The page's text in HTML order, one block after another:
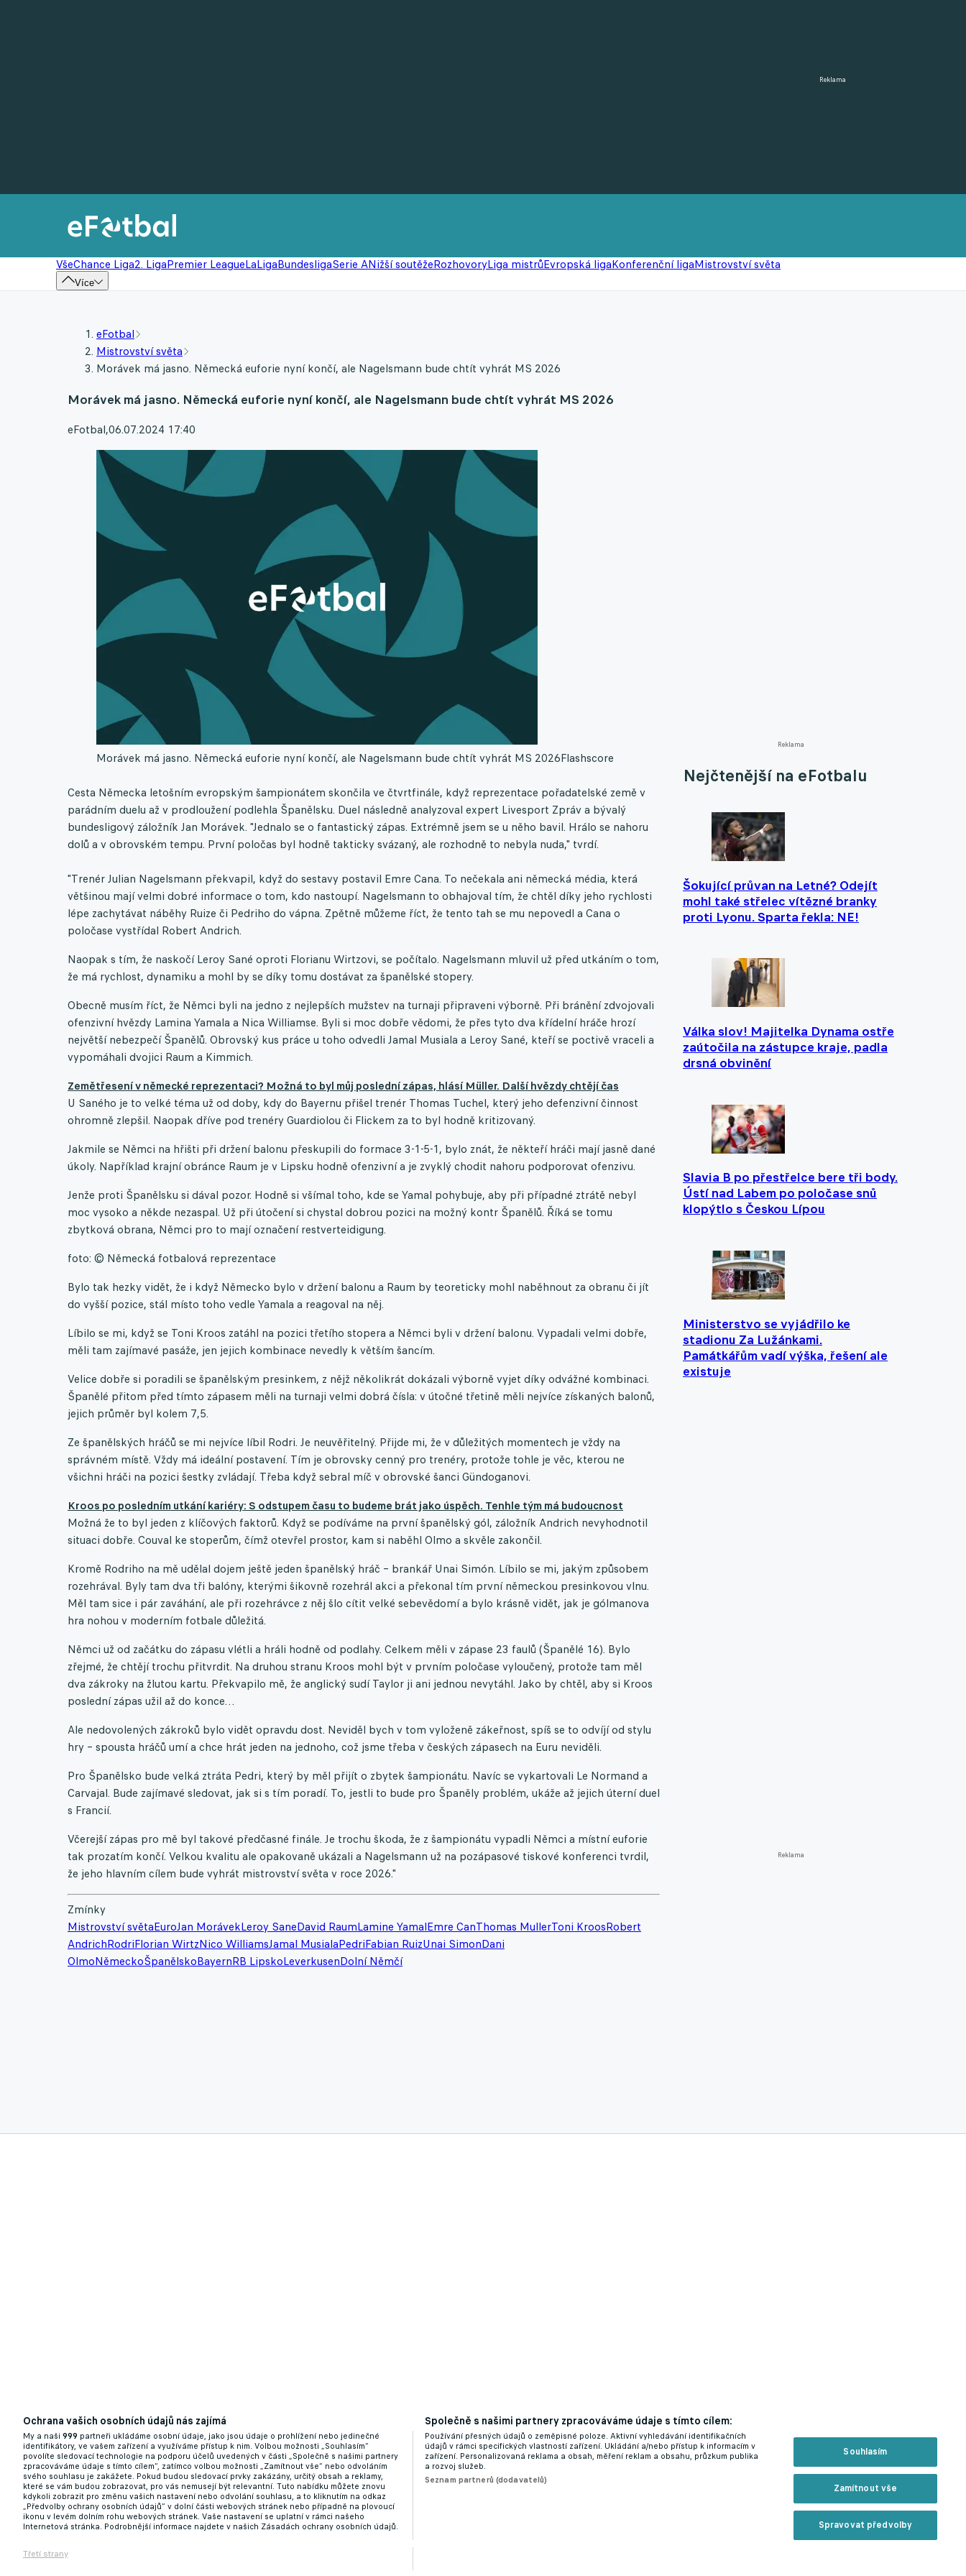
Reklama
VšeChance Liga2. LigaPremier LeagueLaLigaBundesligaSerie ANižší soutěžeRozhovoryLiga mistrůEvropská ligaKonferenční ligaMistrovství světa
Více
Reklama
Nejčtenější na eFotbalu
Šokující průvan na Letné? Odejít
mohl také střelec vítězné branky
proti Lyonu. Sparta řekla: NE!
Válka slov! Majitelka Dynama ostře
zaútočila na zástupce kraje, padla
drsná obvinění
Slavia B po přestřelce bere tři body.
Ústí nad Labem po poločase snů
klopýtlo s Českou Lípou
Ministerstvo se vyjádřilo ke
stadionu Za Lužánkami.
Památkářům vadí výška, řešení ale
existuje
Reklama
eFotbal
Mistrovství světa
Morávek má jasno. Německá euforie nyní končí, ale Nagelsmann bude chtít vyhrát MS 2026
Morávek má jasno. Německá euforie nyní končí, ale Nagelsmann bude chtít vyhrát MS 2026
eFotbal,06.07.2024 17:40
Morávek má jasno. Německá euforie nyní končí, ale Nagelsmann bude chtít vyhrát MS 2026Flashscore
Cesta Německa letošním evropským šampionátem skončila ve čtvrtfinále, když reprezentace pořadatelské země v
parádním duelu až v prodloužení podlehla Španělsku. Duel následně analyzoval expert Livesport Zpráv a bývalý
bundesligový záložník Jan Morávek. "Jednalo se o fantastický zápas. Extrémně jsem se u něho bavil. Hrálo se nahoru
dolů a v obrovském tempu. První poločas byl hodně takticky svázaný, ale rozhodně to nebyla nuda," tvrdí.
"Trenér Julian Nagelsmann překvapil, když do sestavy postavil Emre Cana. To nečekala ani německá média, která
většinou mají velmi dobré informace o tom, kdo nastoupí. Nagelsmann to obhajoval tím, že chtěl díky jeho rychlosti
lépe zachytávat náběhy Ruize či Pedriho do vápna. Zpětně můžeme říct, že tento tah se mu nepovedl a Cana o
poločase vystřídal Robert Andrich.
Naopak s tím, že naskočí Leroy Sané oproti Florianu Wirtzovi, se počítalo. Nagelsmann mluvil už před utkáním o tom,
že má rychlost, dynamiku a mohl by se díky tomu dostávat za španělské stopery.
Obecně musím říct, že Němci byli na jedno z nejlepších mužstev na turnaji připraveni výborně. Při bránění zdvojovali
ofenzivní hvězdy Lamina Yamala a Nica Williamse. Byli si moc dobře vědomi, že přes tyto dva křídelní hráče hrozí
největší nebezpečí Španělů. Obrovský kus práce u toho odvedli Jamal Musiala a Leroy Sané, kteří se poctivě vraceli a
vypomáhali dvojici Raum a Kimmich.
Zemětřesení v německé reprezentaci? Možná to byl můj poslední zápas, hlásí Müller. Další hvězdy chtějí čas
U Saného je to velké téma už od doby, kdy do Bayernu přišel trenér Thomas Tuchel, který jeho defenzivní činnost
ohromně zlepšil. Naopak dříve pod trenéry Guardiolou či Flickem za to byl hodně kritizovaný.
Jakmile se Němci na hřišti při držení balonu přeskupili do formace 3-1-5-1, bylo znát, že někteří hráči mají jasně dané
úkoly. Například krajní obránce Raum je v Lipsku hodně ofenzivní a je zvyklý chodit nahoru podporovat ofenzivu.
Jenže proti Španělsku si dával pozor. Hodně si všímal toho, kde se Yamal pohybuje, aby při případné ztrátě nebyl
moc vysoko a někde nezaspal. Už při útočení si chystal dobrou pozici na možný kontr Španělů. Říká se tomu
zbytková obrana, Němci pro to mají označení restverteidigung.
foto: © Německá fotbalová reprezentace
Bylo tak hezky vidět, že i když Německo bylo v držení balonu a Raum by teoreticky mohl naběhnout za obranu či jít
do vyšší pozice, stál místo toho vedle Yamala a reagoval na něj.
Líbilo se mi, když se Toni Kroos zatáhl na pozici třetího stopera a Němci byli v držení balonu. Vypadali velmi dobře,
měli tam zajímavé pasáže, jen jejich kombinace nevedly k větším šancím.
Velice dobře si poradili se španělským presinkem, z nějž několikrát dokázali výborně vyjet díky odvážné kombinaci.
Španělé přitom před tímto zápasem měli na turnaji velmi dobrá čísla: v útočné třetině měli nejvíce získaných balonů,
jejich průměr byl kolem 7,5.
Ze španělských hráčů se mi nejvíce líbil Rodri. Je neuvěřitelný. Přijde mi, že v důležitých momentech je vždy na
správném místě. Vždy má ideální postavení. Tím je obrovsky cenný pro trenéry, protože tohle je věc, kterou ne
všichni hráči na pozici šestky zvládají. Třeba když sebral míč v obrovské šanci Gündoganovi.
Kroos po posledním utkání kariéry: S odstupem času to budeme brát jako úspěch. Tenhle tým má budoucnost
Možná že to byl jeden z klíčových faktorů. Když se podíváme na první španělský gól, záložník Andrich nevyhodnotil
situaci dobře. Couval ke stoperům, čímž otevřel prostor, kam si naběhl Olmo a skvěle zakončil.
Kromě Rodriho na mě udělal dojem ještě jeden španělský hráč – brankář Unai Simón. Líbilo se mi, jakým způsobem
rozehrával. Byly tam dva tři balóny, kterými šikovně rozehrál akci a překonal tím první německou presinkovou vlnu.
Měl tam sice i pár zaváhání, ale při rozehrávce z něj šlo cítit velké sebevědomí a bylo krásně vidět, jak je gólmanova
hra nohou v moderním fotbale důležitá.
Němci už od začátku do zápasu vlétli a hráli hodně od podlahy. Celkem měli v zápase 23 faulů (Španělé 16). Bylo
zřejmé, že chtějí trochu přitvrdit. Na druhou stranu Kroos mohl být v prvním poločase vyloučený, protože tam měl
dva zákroky na žlutou kartu. Překvapilo mě, že anglický sudí Taylor ji ani jednou nevytáhl. Jako by chtěl, aby si Kroos
poslední zápas užil až do konce…
Ale nedovolených zákroků bylo vidět opravdu dost. Neviděl bych v tom vyloženě zákeřnost, spíš se to odvíjí od stylu
hry – spousta hráčů umí a chce hrát jeden na jednoho, což jsme třeba v českých zápasech na Euru neviděli.
Pro Španělsko bude velká ztráta Pedri, který by měl přijít o zbytek šampionátu. Navíc se vykartovali Le Normand a
Carvajal. Bude zajímavé sledovat, jak si s tím poradí. To, jestli to bude pro Španěly problém, ukáže až jejich úterní duel
s Francií.
Včerejší zápas pro mě byl takové předčasné finále. Je trochu škoda, že z šampionátu vypadli Němci a místní euforie
tak prozatím končí. Velkou kvalitu ale opakovaně ukázali a Nagelsmann už na pozápasové tiskové konferenci tvrdil,
že jeho hlavním cílem bude vyhrát mistrovství světa v roce 2026."
Zmínky
Mistrovství světaEuroJan MorávekLeroy SaneDavid RaumLamine YamalEmre CanThomas MullerToni KroosRobert
AndrichRodriFlorian WirtzNico WilliamsJamal MusialaPedriFabian RuizUnai SimonDani
OlmoNěmeckoŠpanělskoBayernRB LipskoLeverkusenDolní Němčí
Ochrana vašich osobních údajů nás zajímá
My a naši 999 partneři ukládáme osobní údaje, jako jsou údaje o prohlížení nebo jedinečné
identifikátory, ve vašem zařízení a využíváme přístup k nim. Volbou možnosti „Souhlasím“
povolíte sledovací technologie na podporu účelů uvedených v části „Společně s našimi partnery
zpracováváme údaje s tímto cílem“, zatímco volbou možnosti „Zamítnout vše“ nebo odvoláním
svého souhlasu je zakážete. Pokud budou sledovací prvky zakázány, určitý obsah a reklamy,
které se vám budou zobrazovat, pro vás nemusejí být relevantní. Tuto nabídku můžete znovu
kdykoli zobrazit pro změnu vašich nastavení nebo odvolání souhlasu, a to kliknutím na odkaz
„Předvolby ochrany osobních údajů“ v dolní části webových stránek nebo případně na plovoucí
ikonu v levém dolním rohu webových stránek. Vaše nastavení se uplatní v rámci našeho
Internetová stránka. Podrobnější informace najdete v našich Zásadách ochrany osobních údajů.
Třetí strany
Společně s našimi partnery zpracováváme údaje s tímto cílem:
Používání přesných údajů o zeměpisné poloze. Aktivní vyhledávání identifikačních
údajů v rámci specifických vlastností zařízení. Ukládání a/nebo přístup k informacím v
zařízení. Personalizovaná reklama a obsah, měření reklam a obsahu, průzkum publika
a rozvoj služeb.
Seznam partnerů (dodavatelů)
Souhlasím
Zamítnout vše
Spravovat předvolby